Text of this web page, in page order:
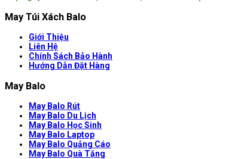
May Túi Xách Balo
Giới Thiệu
Liên Hệ
Chính Sách Bảo Hành
Hướng Dẫn Đặt Hàng
May Balo
May Balo Rút
May Balo Du Lịch
May Balo Học Sinh
May Balo Laptop
May Balo Quảng Cáo
May Balo Quà Tặng